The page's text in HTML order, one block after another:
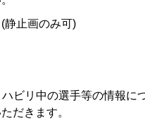
静止画のみ可)
ビリ中の選手等の情報に
だきます。